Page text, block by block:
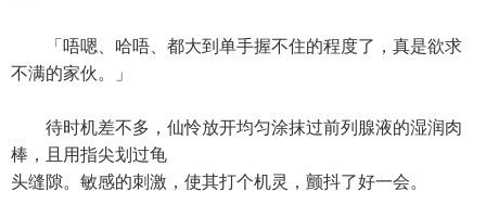
「唔嗯、哈唔、都大到单手握不住的程度了，真是欲求
不满的家伙。」
待时机差不多，仙怜放开均匀涂抹过前列腺液的湿润肉
棒，且用指尖划过龟
头缝隙。敏感的刺激，使其打个机灵，颤抖了好一会。